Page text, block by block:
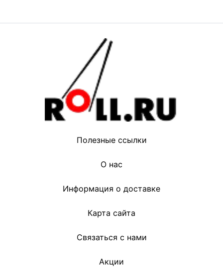
Полезные ссылки
О нас
Информация о доставке
Карта сайта
Связаться с нами
Акции